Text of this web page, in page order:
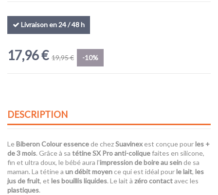
Livraison en 24 / 48 h
17,96 € 19,95 € -10%
DESCRIPTION
LeBiberon Colour essencede chezSuavinexest conçue pourles +
de 3 mois. Grâce à sa tétine SX Pro anti-coliquefaites en silicone,
fin et ultra doux, le bébé aura l'impression de boire au seinde sa
maman. La tétine a un débit moyence qui est idéal pourle lait, les
jus de fruit, et les bouillis liquides. Le lait à zéro contactavec les
plastiques.